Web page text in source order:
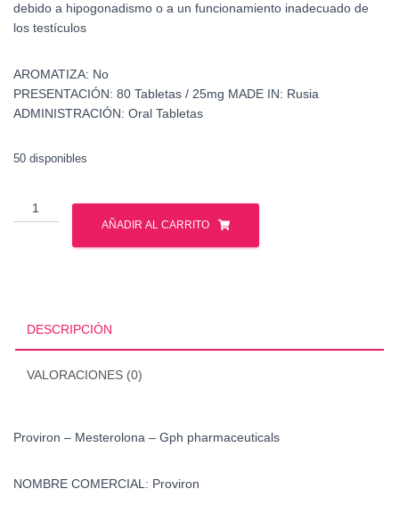
debido a hipogonadismo o a un funcionamiento inadecuado de
los testículos
AROMATIZA: No
PRESENTACIÓN: 80 Tabletas / 25mg MADE IN: Rusia
ADMINISTRACIÓN: Oral Tabletas
50 disponibles
Proviron
-
Mesterolona
AÑADIR AL CARRITO
DESCRIPCIÓN
VALORACIONES (0)
Proviron – Mesterolona – Gph pharmaceuticals
NOMBRE COMERCIAL: Proviron